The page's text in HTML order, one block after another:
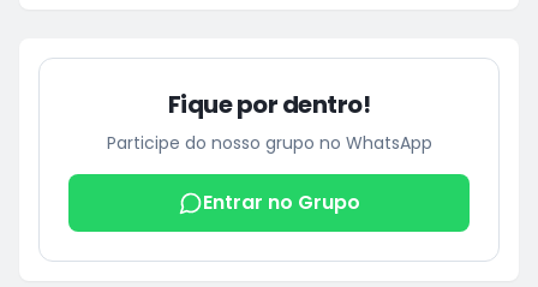
Fique por dentro!
Participe do nosso grupo no WhatsApp
Entrar no Grupo